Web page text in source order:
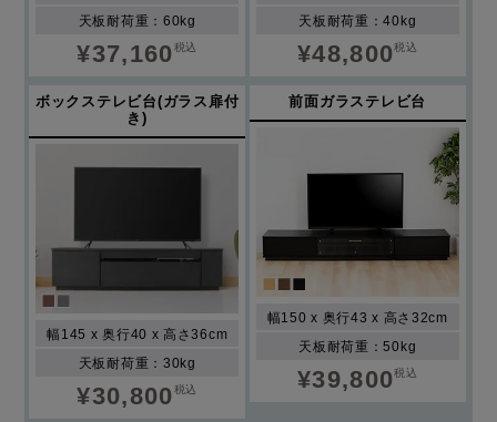
天板耐荷重：60kg
¥37,160税込
天板耐荷重：40kg
¥48,800税込
ボックステレビ台(ガラス扉付
き)
幅145 x 奥行40 x 高さ36cm
天板耐荷重：30kg
¥30,800税込
前面ガラステレビ台
幅150 x 奥行43 x 高さ32cm
天板耐荷重：50kg
¥39,800税込